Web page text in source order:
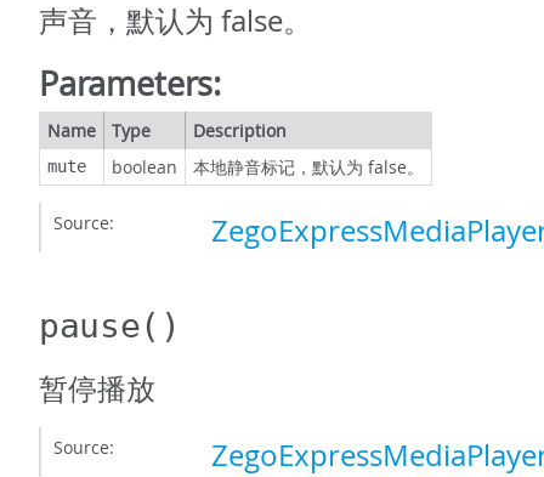
声音，默认为 false。
Parameters:
Name Type Description
mute boolean 本地静音标记，默认为 false。
Source:
pause()
暂停播放
Source: